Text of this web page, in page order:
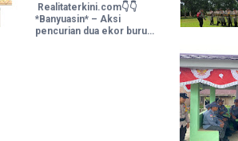
Realitaterkini.com👇👇
*Banyuasin* – Aksi
pencurian dua ekor buru…